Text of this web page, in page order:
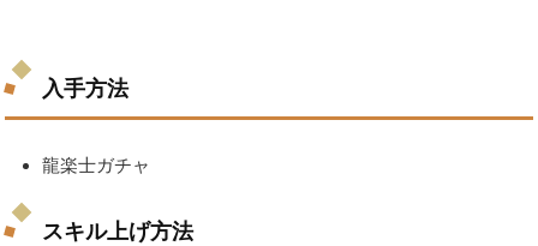
入手方法
龍楽士ガチャ
スキル上げ方法